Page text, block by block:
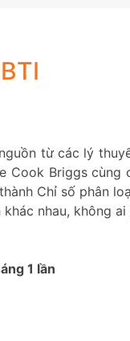
từ các lý
Cook Briggs
Chỉ số phân
nhau, không
1 lần